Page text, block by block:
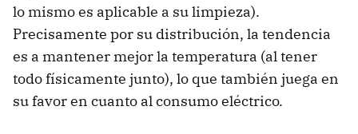
lo mismo es aplicable a su limpieza).
Precisamente por su distribución, la tendencia
es a mantener mejor la temperatura (al tener
todo físicamente junto), lo que también juega en
su favor en cuanto al consumo eléctrico.